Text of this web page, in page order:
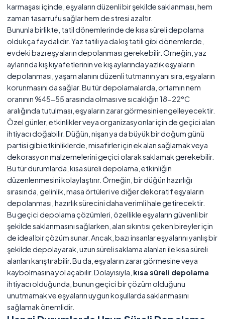
karmaşası içinde, eşyaların düzenli bir şekilde saklanması, hem
zaman tasarrufu sağlar hem de stresi azaltır.
Bununla birlikte, tatil dönemlerinde de kısa süreli depolama
oldukça faydalıdır. Yaz tatili ya da kış tatili gibi dönemlerde,
evdeki bazı eşyaların depolanması gerekebilir. Örneğin, yaz
aylarında kış kıyafetlerinin ve kış aylarında yazlık eşyaların
depolanması, yaşam alanını düzenli tutmanın yanı sıra, eşyaların
korunmasını da sağlar. Bu tür depolamalarda, ortamın nem
oranının %45-55 arasında olması ve sıcaklığın 18-22°C
aralığında tutulması, eşyaların zarar görmesini engelleyecektir.
Özel günler, etkinlikler veya organizasyonlar için de geçici alan
ihtiyacı doğabilir. Düğün, nişan ya da büyük bir doğum günü
partisi gibi etkinliklerde, misafirler için ek alan sağlamak veya
dekorasyon malzemelerini geçici olarak saklamak gerekebilir.
Bu tür durumlarda, kısa süreli depolama, etkinliğin
düzenlenmesini kolaylaştırır. Örneğin, bir düğün hazırlığı
sırasında, gelinlik, masa örtüleri ve diğer dekoratif eşyaların
depolanması, hazırlık sürecini daha verimli hale getirecektir.
Bu geçici depolama çözümleri, özellikle eşyaların güvenli bir
şekilde saklanmasını sağlarken, alan sıkıntısı çeken bireyler için
de ideal bir çözüm sunar. Ancak, bazı insanlar eşyalarını yanlış bir
şekilde depolayarak, uzun süreli saklama alanları ile kısa süreli
alanları karıştırabilir. Bu da, eşyaların zarar görmesine veya
kaybolmasına yol açabilir. Dolayısıyla, kısa süreli depolama
ihtiyacı olduğunda, bunun geçici bir çözüm olduğunu
unutmamak ve eşyaların uygun koşullarda saklanmasını
sağlamak önemlidir.